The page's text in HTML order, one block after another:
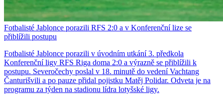
Fotbalisté Jablonce porazili RFS 2:0 a v Konferenční lize se
přiblížili postupu
Fotbalisté Jablonce porazili v úvodním utkání 3. předkola
Konferenční ligy RFS Riga doma 2:0 a výrazně se přiblížili k
postupu. Severočechy poslal v 18. minutě do vedení Vachtang
Čanturišvili a po pauze přidal pojistku Matěj Polidar. Odveta je na
programu za týden na stadionu lídra lotyšské ligy.